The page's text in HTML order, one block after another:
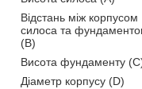
Відстань між корпусом
силоса та
(B)
Висота фундаменту
Діаметр корпусу (D)